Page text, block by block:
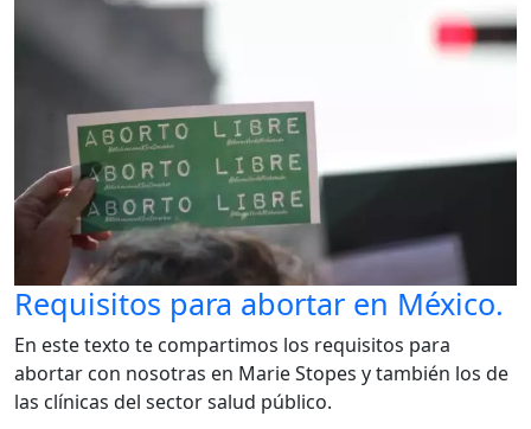
Requisitos para abortar en México.
En este texto te compartimos los requisitos para
abortar con nosotras en Marie Stopes y también los de
las clínicas del sector salud público.